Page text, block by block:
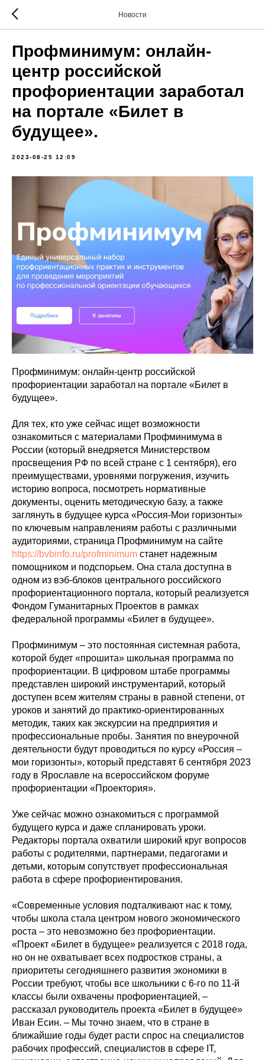
Новости
Профминимум: онлайн-
центр российской
профориентации заработал
на портале «Билет в
будущее».
2023-08-25 12:09
Профминимум: онлайн-центр российской
профориентации заработал на портале «Билет в
будущее».
Для тех, кто уже сейчас ищет возможности
ознакомиться с материалами Профминимума в
России (который внедряется Министерством
просвещения РФ по всей стране с 1 сентября), его
преимуществами, уровнями погружения, изучить
историю вопроса, посмотреть нормативные
документы, оценить методическую базу, а также
заглянуть в будущее курса «Россия-Мои горизонты»
по ключевым направлениям работы с различными
аудиториями, страница Профминимум на сайте
https://bvbinfo.ru/profminimum станет надежным
помощником и подспорьем. Она стала доступна в
одном из вэб-блоков центрального российского
профориентационного портала, который реализуется
Фондом Гуманитарных Проектов в рамках
федеральной программы «Билет в будущее».
Профминимум – это постоянная системная работа,
которой будет «прошита» школьная программа по
профориентации. В цифровом штабе программы
представлен широкий инструментарий, который
доступен всем жителям страны в равной степени, от
уроков и занятий до практико-ориентированных
методик, таких как экскурсии на предприятия и
профессиональные пробы. Занятия по внеурочной
деятельности будут проводиться по курсу «Россия –
мои горизонты», который представят 6 сентября 2023
году в Ярославле на всероссийском форуме
профориентации «Проектория».
Уже сейчас можно ознакомиться с программой
будущего курса и даже спланировать уроки.
Редакторы портала охватили широкий круг вопросов
работы с родителями, партнерами, педагогами и
детьми, которым сопутствует профессиональная
работа в сфере профориентирования.
«Современные условия подталкивают нас к тому,
чтобы школа стала центром нового экономического
роста – это невозможно без профориентации.
«Проект «Билет в будущее» реализуется с 2018 года,
но он не охватывает всех подростков страны, а
приоритеты сегодняшнего развития экономики в
России требуют, чтобы все школьники с 6-го по 11-й
классы были охвачены профориентацией, –
рассказал руководитель проекта «Билет в будущее»
Иван Есин. – Мы точно знаем, что в стране в
ближайшие годы будет расти спрос на специалистов
рабочих профессий, специалистов в сфере IT,